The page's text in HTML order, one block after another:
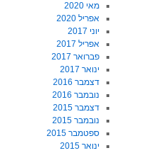
מאי 2020
אפריל 2020
יוני 2017
אפריל 2017
פברואר 2017
ינואר 2017
דצמבר 2016
נובמבר 2016
דצמבר 2015
נובמבר 2015
ספטמבר 2015
ינואר 2015